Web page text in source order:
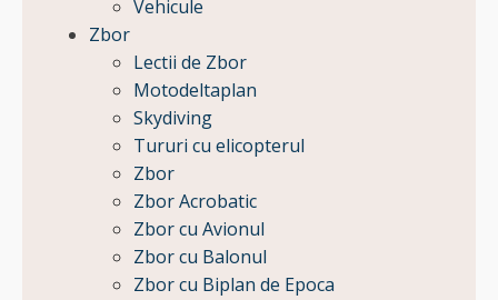
Vehicule
Zbor
Lectii de Zbor
Motodeltaplan
Skydiving
Tururi cu elicopterul
Zbor
Zbor Acrobatic
Zbor cu Avionul
Zbor cu Balonul
Zbor cu Biplan de Epoca